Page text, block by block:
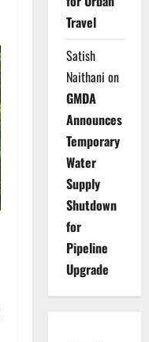
Travel
Satish
Naithani on
GMDA
Announces
Temporary
Water
Supply
Shutdown
for
Pipeline
Upgrade